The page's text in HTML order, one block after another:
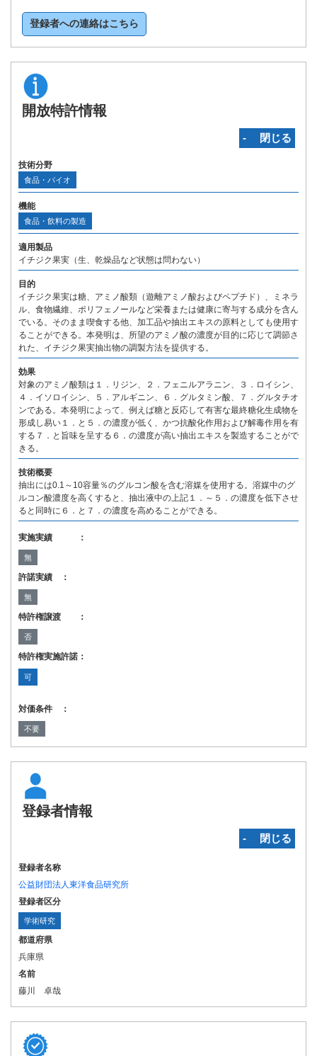
登録者への連絡はこちら
開放特許情報
‐ 閉じる
技術分野
食品・バイオ
機能
食品・飲料の製造
適用製品
イチジク果実（生、乾燥品など状態は問わない）
目的
イチジク果実は糖、アミノ酸類（遊離アミノ酸およびペプチド）、ミネラ
ル、食物繊維、ポリフェノールなど栄養または健康に寄与する成分を含ん
でいる。そのまま喫食する他、加工品や抽出エキスの原料としても使用す
ることができる。本発明は、所望のアミノ酸の濃度が目的に応じて調節さ
れた、イチジク果実抽出物の調製方法を提供する。
効果
対象のアミノ酸類は１．リジン、２．フェニルアラニン、３．ロイシン、
４．イソロイシン、５．アルギニン、６．グルタミン酸、７．グルタチオ
ンである。本発明によって、例えば糖と反応して有害な最終糖化生成物を
形成し易い１．と５．の濃度が低く、かつ抗酸化作用および解毒作用を有
する７．と旨味を呈する６．の濃度が高い抽出エキスを製造することがで
きる。
技術概要
抽出には0.1～10容量％のグルコン酸を含む溶媒を使用する。溶媒中のグ
ルコン酸濃度を高くすると、抽出液中の上記１．～５．の濃度を低下させ
ると同時に６．と７．の濃度を高めることができる。
実施実績 ：
無
許諾実績 ：
無
特許権譲渡 ：
否
特許権実施許諾：
可
対価条件 ：
不要
登録者情報
‐ 閉じる
登録者名称
公益財団法人東洋食品研究所
登録者区分
学術研究
都道府県
兵庫県
名前
藤川 卓哉